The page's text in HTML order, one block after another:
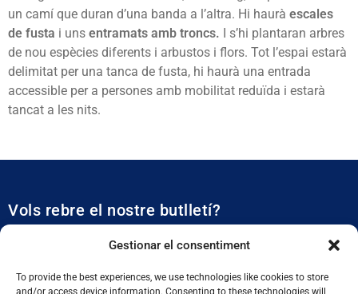
Gestionar el consentiment
To provide the best experiences, we use technologies like cookies to store
and/or access device information. Consenting to these technologies will
un camí que duran d’una banda a l’altra. Hi haurà escales
de fusta i uns entramats amb troncs. I s’hi plantaran arbres
de nou espècies diferents i arbustos i flors. Tot l’espai estarà
delimitat per una tanca de fusta, hi haurà una entrada
accessible per a persones amb mobilitat reduïda i estarà
tancat a les nits.
Vols rebre el nostre butlletí?